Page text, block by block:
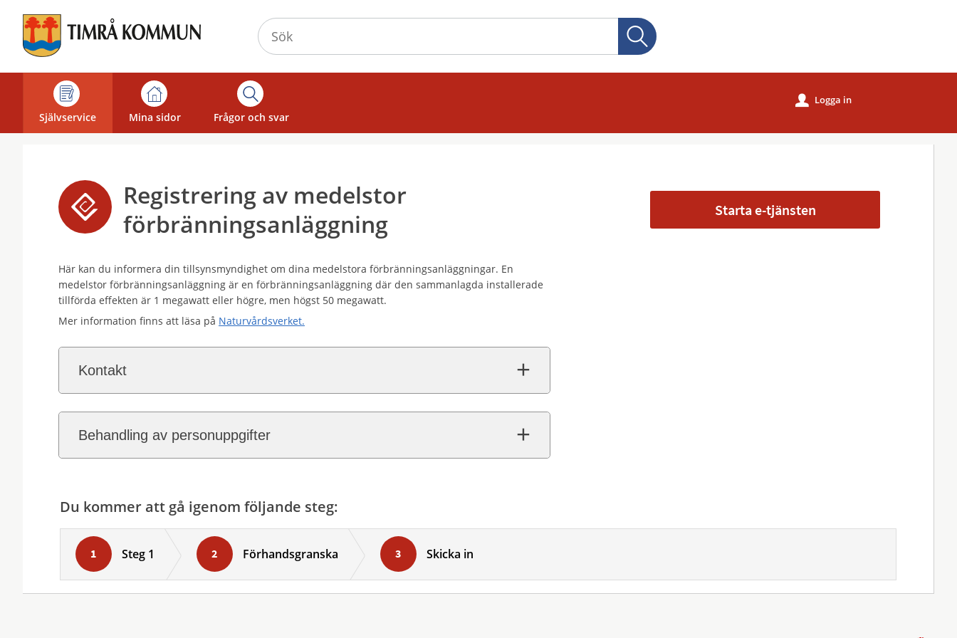
självservice
-
kommunSjälvservice Mina sidor Frågor och svar
u Logga in
Registrering av medelstor
förbränningsanläggning
Här kan du informera din tillsynsmyndighet om dina medelstora förbränningsanläggningar. En
medelstor förbränningsanläggning är en förbränningsanläggning där den sammanlagda installerade
tillförda effekten är 1 megawatt eller högre, men högst 50 megawatt.
Mer information finns att läsa på Naturvårdsverket.
Kontakt
Behandling av personuppgifter
Starta e-tjänsten
Du kommer att gå igenom följande steg:
Steg 1 Förhandsgranska Skicka in